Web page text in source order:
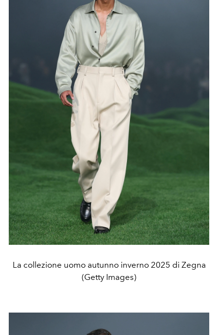
La collezione uomo autunno inverno 2025 di Zegna
(Getty Images)